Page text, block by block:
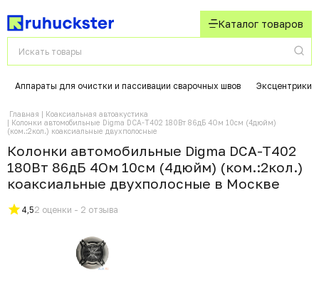
Каталог товаров
Аппараты для очистки и пассивации сварочных швов Эксцентрики
Главная
Коаксиальная автоакустика
Колонки автомобильные Digma DCA-T402 180Вт 86дБ 4Ом 10см (4дюйм)
(ком.:2кол.) коаксиальные двухполосные
Колонки автомобильные Digma DCA-T402
180Вт 86дБ 4Ом 10см (4дюйм) (ком.:2кол.)
коаксиальные двухполосные в Москвe
4,52 оценки - 2 отзыва